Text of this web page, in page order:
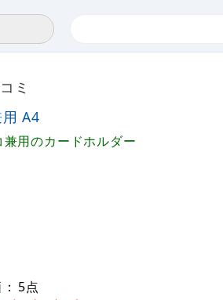
ミ
A4
用のカードホルダー
5点